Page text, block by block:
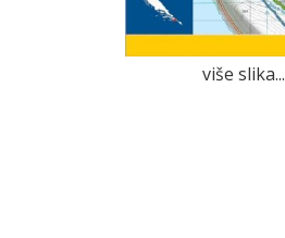
više slika...